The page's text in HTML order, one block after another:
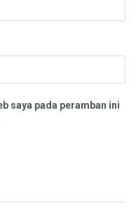
saya pada peramban ini